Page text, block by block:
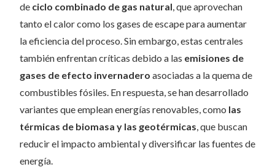
de ciclo combinado de gas natural, que aprovechan
tanto el calor como los gases de escape para aumentar
la eficiencia del proceso. Sin embargo, estas centrales
también enfrentan críticas debido a las emisiones de
gases de efecto invernadero asociadas a la quema de
combustibles fósiles. En respuesta, se han desarrollado
variantes que emplean energías renovables, como las
térmicas de biomasa y las geotérmicas, que buscan
reducir el impacto ambiental y diversificar las fuentes de
energía.